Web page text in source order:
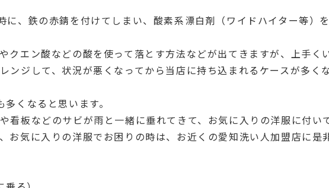
、鉄の赤錆を付けてしまい、酸素系漂白剤（ワイドハイター等）
クエン酸などの酸を使って落とす方法などが出てきますが、上手く
ンジして、状況が悪くなってから当店に持ち込まれるケースが多くな
くなると思います。
看板などのサビが雨と一緒に垂れてきて、お気に入りの洋服に付い
お気に入りの洋服でお困りの時は、お近くの愛知洗い人加盟店に是